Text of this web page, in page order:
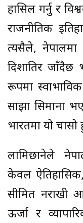
हासिल गर्नु र
राजनीतिक
त्यसैले,
दिशातिर जाँदैछ
रूपमा
साझा सिमाना
भारतमा यो
लामिछानेले
केवल
सीमित नराखी
ऊर्जा र